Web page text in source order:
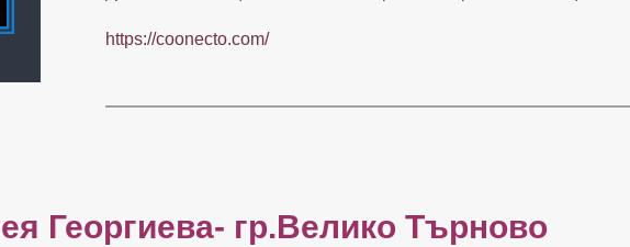
https://coonecto.com/
Георгиева- гр.Велико Търново